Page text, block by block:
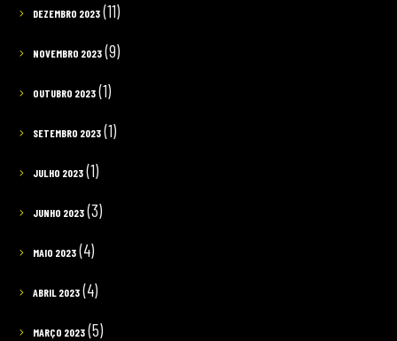
DEZEMBRO 2023(11)
NOVEMBRO 2023(9)
OUTUBRO 2023(1)
SETEMBRO 2023(1)
JULHO 2023(1)
JUNHO 2023(3)
MAIO 2023(4)
ABRIL 2023(4)
MARÇO 2023(5)